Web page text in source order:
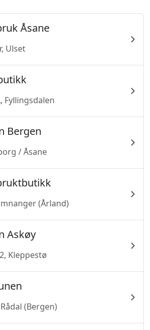
Åsane
Ulset
Fyllingsdalen
Bergen
/ Åsane
(Årland)
Askøy
Kleppestø
(Bergen)